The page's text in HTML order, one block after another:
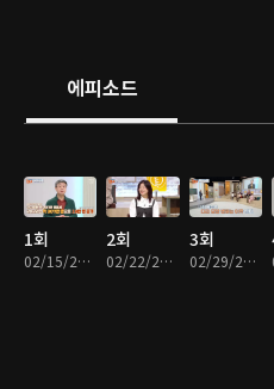
에피소드
1회
02/15/2024 • 48분
2회
02/22/2024 • 49분
3회
02/29/2024 • 47분